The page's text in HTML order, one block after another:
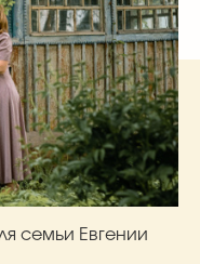
семьи Евгении